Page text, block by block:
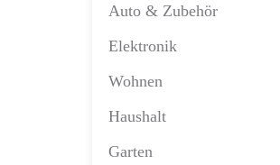
Auto & Zubehör
Elektronik
Wohnen
Haushalt
Garten